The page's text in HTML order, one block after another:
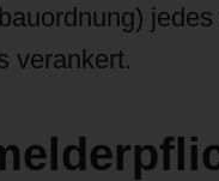
verankert.